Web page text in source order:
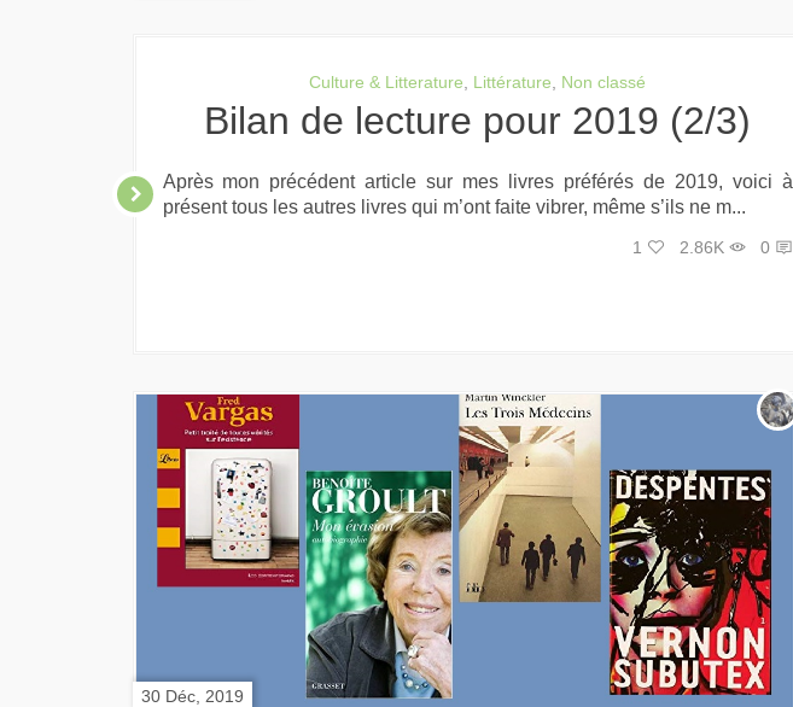
Culture & Litterature Littérature Non classé
Bilan de lecture pour 2019 (2/3)
Après mon précédent article sur mes livres préférés de 2019, voici à
présent tous les autres livres qui m’ont faite vibrer, même s’ils ne m...
1 2.86K 0
30 Déc, 2019